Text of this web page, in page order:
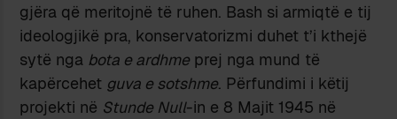
gjëra që meritojnë të ruhen. Bash si armiqtë e tij
ideologjikë pra, konservatorizmi duhet t’i kthejë
sytë nga bota e ardhme prej nga mund të
kapërcehet guva e sotshme. Përfundimi i këtij
projekti në Stunde Null-in e 8 Majit 1945 në